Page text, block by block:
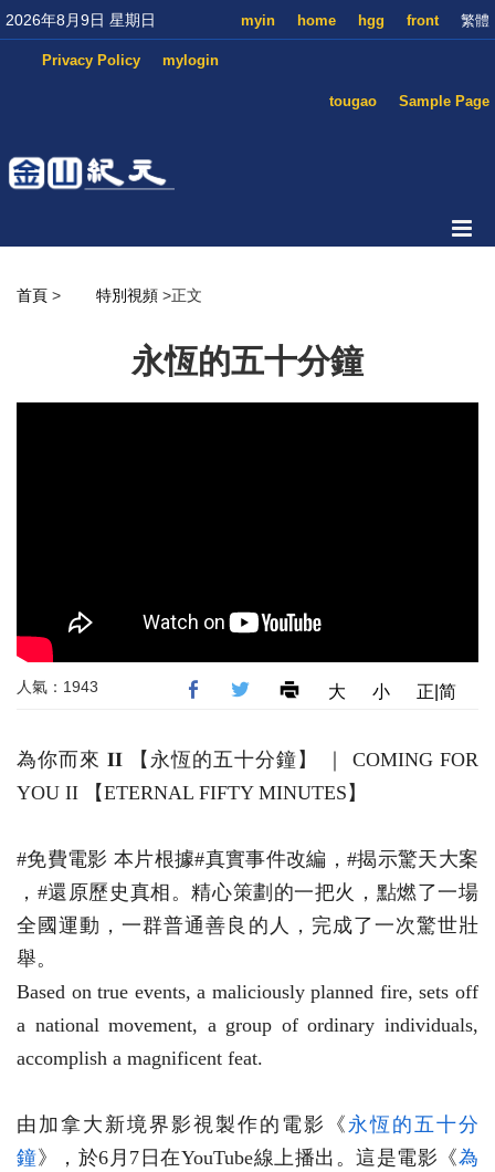
2026年8月9日 星期日 繁體
front
hgg
home
myin
mylogin
Privacy Policy
Sample Page
tougao
首頁 > 特別視頻 >正文
永恆的五十分鐘
人氣：1943 大 小 正|简
為你而來 𝐈𝐈 【永恆的五十分鐘】 ｜ COMING FOR
YOU II 【ETERNAL FIFTY MINUTES】
#免費電影 本片根據#真實事件改編，#揭示驚天大案
，#還原歷史真相。精心策劃的一把火，點燃了一場
全國運動，一群普通善良的人，完成了一次驚世壯
舉。
Based on true events, a maliciously planned fire, sets off
a national movement, a group of ordinary individuals,
accomplish a magnificent feat.
由加拿大新境界影視製作的電影《 永恆的五十分
鐘》，於6月7日在YouTube線上播出。這是電影《為